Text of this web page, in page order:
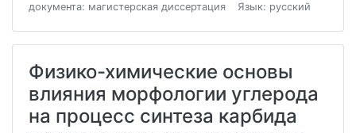
документа: магистерская диссертация
Язык: русский
Физико-химические основы
влияния морфологии углерода
на процесс синтеза карбида